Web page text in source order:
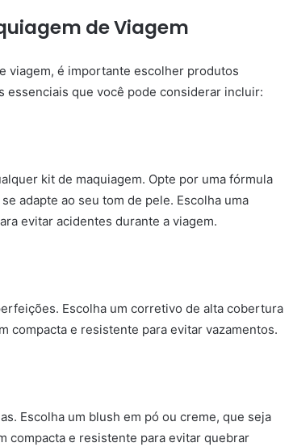
de Viagem
viagem, é importante escolher produtos
que você pode considerar incluir:
kit de maquiagem. Opte por uma fórmula
adapte ao seu tom de pele. Escolha uma
evitar acidentes durante a viagem.
Escolha um corretivo de alta cobertura
compacta e resistente para evitar vazamentos.
Escolha um blush em pó ou creme, que seja
compacta e resistente para evitar quebrar